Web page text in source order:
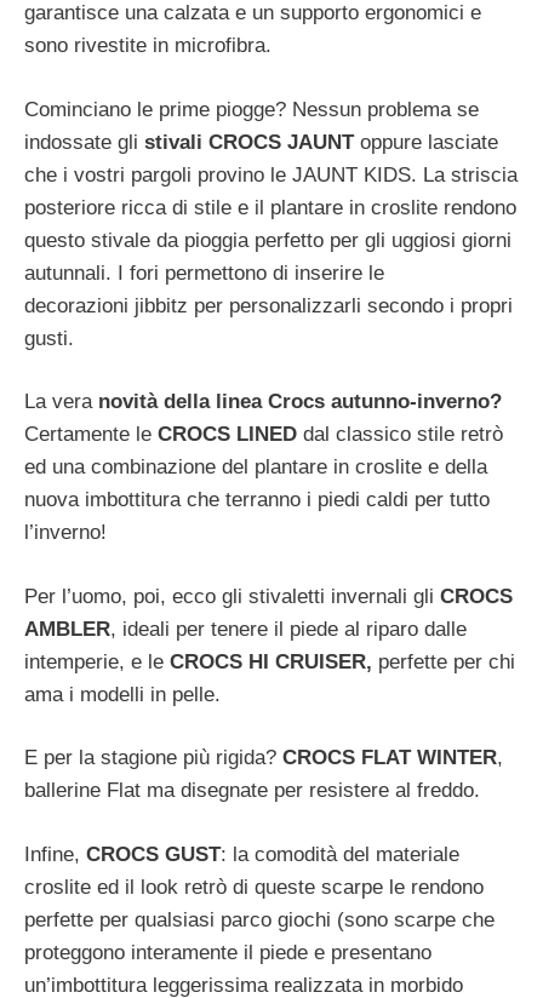
garantisce una calzata e un supporto ergonomici e
sono rivestite in microfibra.
Cominciano le prime piogge? Nessun problema se
indossate gli stivali CROCS JAUNToppure lasciate
che i vostri pargoli provino le JAUNT KIDS. La striscia
posteriore ricca di stile e il plantare in croslite rendono
questo stivale da pioggia perfetto per gli uggiosi giorni
autunnali. I fori permettono di inserire le
decorazioni jibbitz per personalizzarli secondo i propri
gusti.
La veranovità della linea Crocs autunno-inverno?
Certamente le CROCS LINED dal classico stile retrò
ed una combinazione del plantare in croslite e della
nuova imbottitura che terranno i piedi caldi per tutto
l’inverno!
Per l’uomo, poi, ecco gli stivaletti invernali gli CROCS
AMBLER, ideali per tenere il piede al riparo dalle
intemperie, e le CROCS HI CRUISER, perfette per chi
ama i modelli in pelle.
E per la stagione più rigida? CROCS FLAT WINTER,
ballerine Flat ma disegnate per resistere al freddo.
Infine, CROCS GUST: la comodità del materiale
croslite ed il look retrò di queste scarpe le rendono
perfette per qualsiasi parco giochi (sono scarpe che
proteggono interamente il piede e presentano
un’imbottitura leggerissima realizzata in morbido